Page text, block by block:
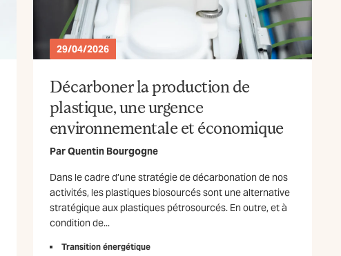
29/04/2026
Décarboner la production de
plastique, une urgence
environnementale et économique
ParQuentin Bourgogne
Dans le cadre d’une stratégie de décarbonation de nos
activités, les plastiques biosourcés sont une alternative
stratégique aux plastiques pétrosourcés. En outre, et à
condition de...
Transition énergétique